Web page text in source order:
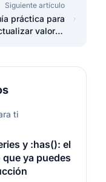
Siguiente artículo
práctica para
valores
ti
y :has(): el
que ya puedes